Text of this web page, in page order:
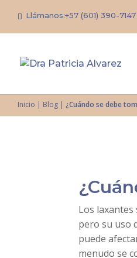
Llámanos:+57 (601) 390-7147
Inicio | Blog | ¿Cuándo se debe
Los
pero su uso
puede
menudo se